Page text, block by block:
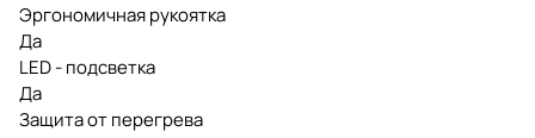
Эргономичная рукоятка
Да
LED - подсветка
Да
Защита от перегрева